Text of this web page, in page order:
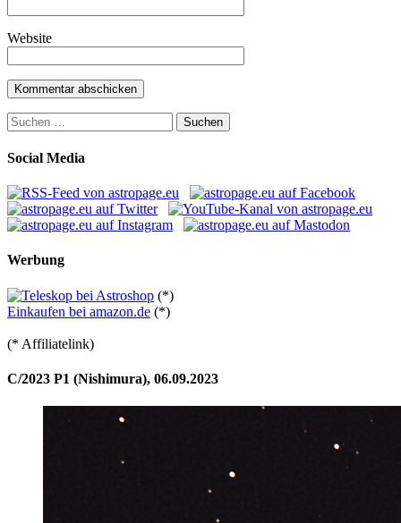
Website
Suchen
nach:
Social Media
Werbung
(*)
Einkaufen bei amazon.de (*)
(* Affiliatelink)
C/2023 P1 (Nishimura), 06.09.2023